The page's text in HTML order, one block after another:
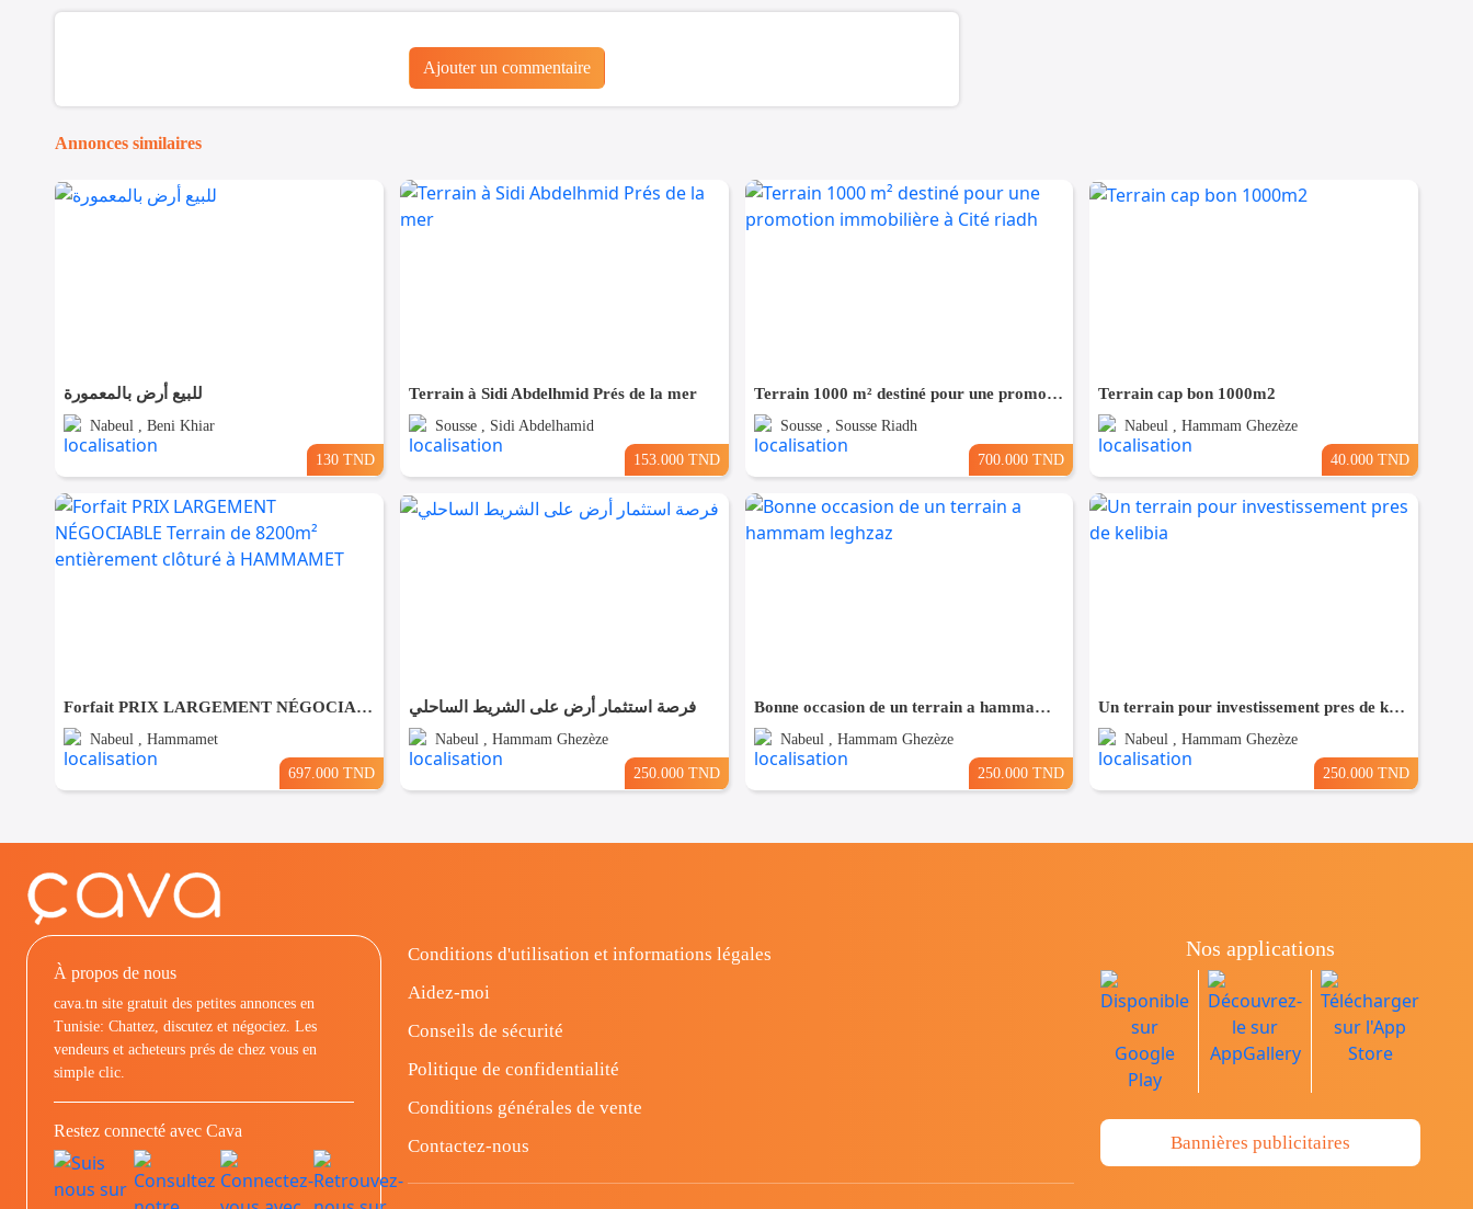
Ajouter un commentaire
Annonces similaires
للبيع أرض بالمعمورة
Nabeul , Beni Khiar
130 TND
Terrain à Sidi Abdelhmid Prés de la mer
Sousse , Sidi Abdelhamid
153.000 TND
Terrain 1000 m² destiné pour une promotion immobilière à Cité riadh
Sousse , Sousse Riadh
700.000 TND
Terrain cap bon 1000m2
Nabeul , Hammam Ghezèze
40.000 TND
Forfait PRIX LARGEMENT NÉGOCIABLE Terrain de 8200m² entièrement clôturé à HAMMAMET
Nabeul , Hammamet
697.000 TND
فرصة استثمار أرض على الشريط الساحلي
Nabeul , Hammam Ghezèze
250.000 TND
Bonne occasion de un terrain a hammam leghzaz
Nabeul , Hammam Ghezèze
250.000 TND
Un terrain pour investissement pres de kelibia
Nabeul , Hammam Ghezèze
250.000 TND
À propos de nous
cava.tn site gratuit des petites annonces en
Tunisie: Chattez, discutez et négociez. Les
vendeurs et acheteurs prés de chez vous en
simple clic.
Restez connecté avec Cava
Conditions d'utilisation et informations légales
Aidez-moi
Conseils de sécurité
Politique de confidentialité
Conditions générales de vente
Contactez-nous
Nos applications
Bannières publicitaires